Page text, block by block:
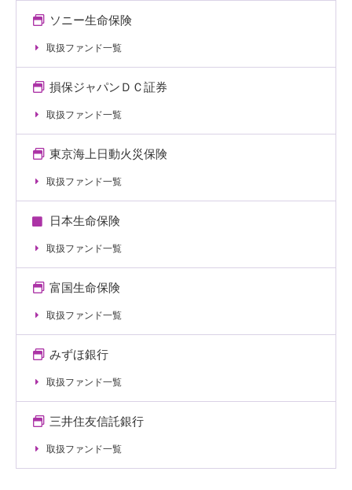
ソニー生命保険
取扱ファンド一覧
損保ジャパンＤＣ証券
取扱ファンド一覧
東京海上日動火災保険
取扱ファンド一覧
日本生命保険
取扱ファンド一覧
富国生命保険
取扱ファンド一覧
みずほ銀行
取扱ファンド一覧
三井住友信託銀行
取扱ファンド一覧